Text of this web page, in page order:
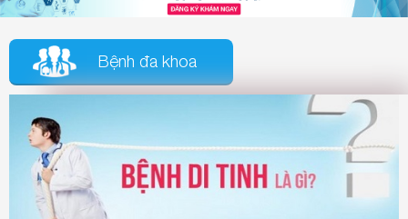
Bệnh đa khoa